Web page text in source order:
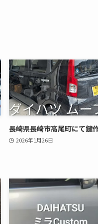
長崎県長崎市高尾町にて鍵
2026年1月26日